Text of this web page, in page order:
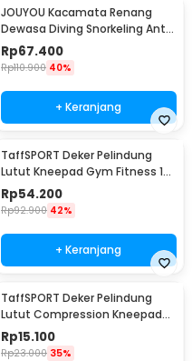
JOUYOU Kacamata Renang
Dewasa Diving Snorkeling Anti
Fog UV Protection - E0735
Rp67.400
Rp110.900 40%
+ Keranjang
TaffSPORT Deker Pelindung
Lutut Kneepad Gym Fitness 1
PCS
Rp54.200
Rp92.900 42%
+ Keranjang
TaffSPORT Deker Pelindung
Lutut Compression Kneepad
Gym Fitness 1 PCS L - SS7
Rp15.100
Rp23.000 35%